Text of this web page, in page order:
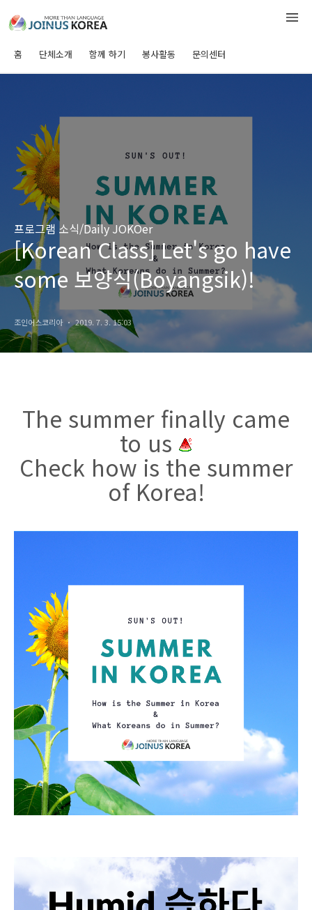
홈 단체소개 함께 하기 봉사활동 문의센터
프로그램 소식/Daily JOKOer
[Korean Class] Let's go have
some 보양식(Boyangsik)!
조인어스코리아 2019. 7. 3. 15:03
The summer finally came
to us
Check how is the summer
of Korea!